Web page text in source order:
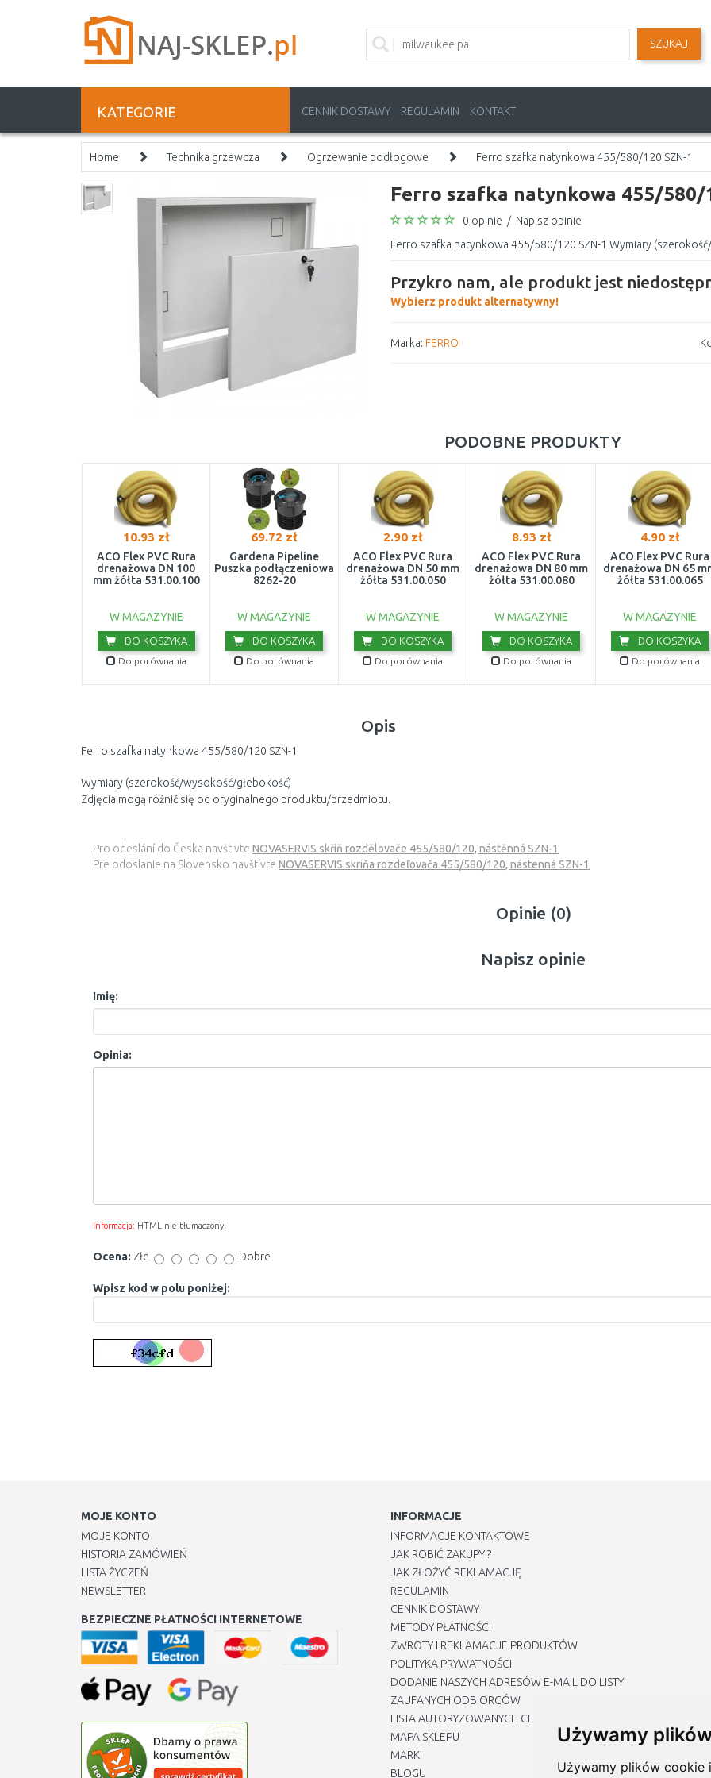
Używamy
Używamy plików cookie
SZUKAJ
KATEGORIE CENNIK DOSTAWY REGULAMIN KONTAKT
Home Technika grzewcza Ogrzewanie podłogowe Ferro szafka natynkowa 455/580/120 SZN-1
Ferro szafka natynkowa 455/580/
0 opinie / Napisz opinie
Ferro szafka natynkowa 455/580/120 SZN-1 Wymiary
Przykro nam, ale produkt jest
Wybierz produkt alternatywny!
Marka: FERRO
PODOBNE PRODUKTY
10.93 zł
ACO Flex PVC Rura
drenażowa DN 100
mm żółta 531.00.100
W MAGAZYNIE
DO KOSZYKA
Do porównania
69.72 zł
Gardena Pipeline
Puszka podłączeniowa
8262-20
W MAGAZYNIE
DO KOSZYKA
Do porównania
2.90 zł
ACO Flex PVC Rura
drenażowa DN 50 mm
żółta 531.00.050
W MAGAZYNIE
DO KOSZYKA
Do porównania
8.93 zł
ACO Flex PVC Rura
drenażowa DN 80 mm
żółta 531.00.080
W MAGAZYNIE
DO KOSZYKA
Do porównania
4.90 zł
ACO Flex PVC Rura
drenażowa DN 65
żółta 531.00.065
W MAGAZYNIE
DO KOSZYKA
Do porównania
Opis
Ferro szafka natynkowa 455/580/120 SZN-1
Wymiary (szerokość/wysokość/głebokość)
Zdjęcia mogą różnić się od oryginalnego produktu/przedmiotu.
Pro odeslání do Česka navštivte NOVASERVIS skříň rozdělovače 455/580/120, nástěnná SZN-1
Pre odoslanie na Slovensko navštívte NOVASERVIS skriňa rozdeľovača 455/580/120, nástenná SZN-1
Opinie (0)
Napisz opinie
Imię:
Opinia:
Informacja: HTML nie tłumaczony!
Ocena: Złe Dobre
Wpisz kod w polu poniżej:
MOJE KONTO
MOJE KONTO
HISTORIA ZAMÓWIEŃ
LISTA ŻYCZEŃ
NEWSLETTER
BEZPIECZNE PŁATNOŚCI INTERNETOWE
INFORMACJE
INFORMACJE KONTAKTOWE
JAK ROBIĆ ZAKUPY ?
JAK ZŁOŻYĆ REKLAMACJĘ
REGULAMIN
CENNIK DOSTAWY
METODY PŁATNOŚCI
ZWROTY I REKLAMACJE PRODUKTÓW
POLITYKA PRYWATNOŚCI
DODANIE NASZYCH ADRESÓW E-MAIL DO LISTY
ZAUFANYCH ODBIORCÓW
LISTA AUTORYZOWANYCH CENTRÓW SERWISOWYCH
MAPA SKLEPU
MARKI
BLOGU